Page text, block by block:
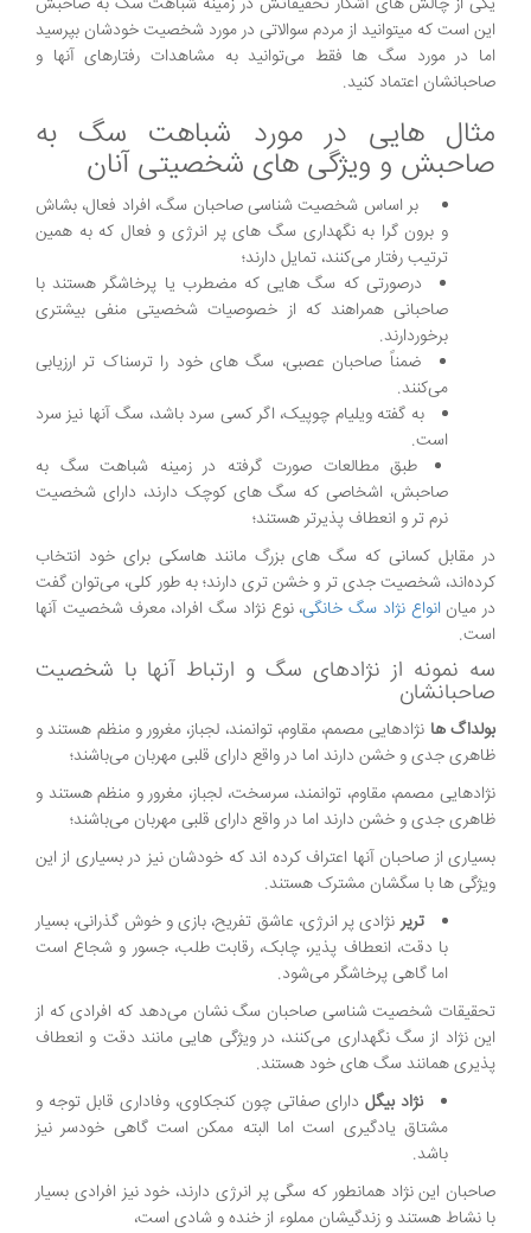
این است که می‎توانید از مردم سوالاتی در مورد شخصیت خودشان بپرسید
اما در مورد سگ ها فقط می‌توانید به مشاهدات رفتارهای آنها و
صاحبانشان اعتماد کنید.
مثال هایی در مورد شباهت سگ به
صاحبش و ویژگی های شخصیتی آنان
بر اساس شخصیت شناسی صاحبان سگ، افراد فعال، بشاش
و برون گرا به نگهداری سگ های پر انرژی و فعال که به همین
ترتیب رفتار می‌کنند، تمایل دارند؛
درصورتی که سگ هایی که مضطرب یا پرخاشگر هستند با
صاحبانی همراهند که از خصوصیات شخصیتی منفی بیشتری
برخوردارند.
ضمناً صاحبان عصبی، سگ های خود را ترسناک تر ارزیابی
می‌کنند.
به گفته ویلیام چوپیک، اگر کسی سرد باشد، سگ آنها نیز سرد
است.
طبق مطالعات صورت گرفته در زمينه شباهت سگ به
صاحبش، اشخاصی که سگ های کوچک دارند، دارای شخصیت
نرم تر و انعطاف پذیرتر هستند؛
در مقابل کسانی که سگ های بزرگ مانند هاسکی برای خود انتخاب
کرده‌اند، شخصیت جدی تر و خشن تری دارند؛ به طور کلی، می‌توان گفت
در میانانواع نژاد سگ خانگی، نوع نژاد سگ افراد، معرف شخصیت آنها
است.
سه نمونه از نژادهای سگ و ارتباط آنها با شخصیت
صاحبانشان
بولداگ ها نژادهایی مصمم، مقاوم، توانمند، لجباز، مغرور و منظم هستند و
ظاهری جدی و خشن دارند اما در واقع دارای قلبی مهربان می‌باشند؛
نژادهایی مصمم، مقاوم، توانمند، سرسخت، لجباز، مغرور و منظم هستند و
ظاهری جدی و خشن دارند اما در واقع دارای قلبی مهربان می‌باشند؛
بسیاری از صاحبان آنها اعتراف کرده اند که خودشان نیز در بسیاری از این
ویژگی ها با سگشان مشترک هستند.
تریر نژادی پر انرژی، عاشق تفریح، بازی و خوش گذرانی، بسیار
با دقت، انعطاف پذیر، چابک، رقابت طلب، جسور و شجاع است
اما گاهی پرخاشگر می‌شود.
تحقیقات شخصیت شناسی صاحبان سگ نشان می‌دهد که افرادی که از
این نژاد از سگ نگهداری می‌کنند، در ویژگی هایی مانند دقت و انعطاف
پذیری همانند سگ های خود هستند.
نژاد بیگل دارای صفاتی چون کنجکاوی، وفاداری قابل توجه و
مشتاق یادگیری است اما البته ممکن است گاهی خودسر نیز
باشد.
صاحبان این نژاد همانطور که سگی پر انرژی دارند، خود نیز افرادی بسیار
با نشاط هستند و زندگیشان مملوء از خنده و شادی است،